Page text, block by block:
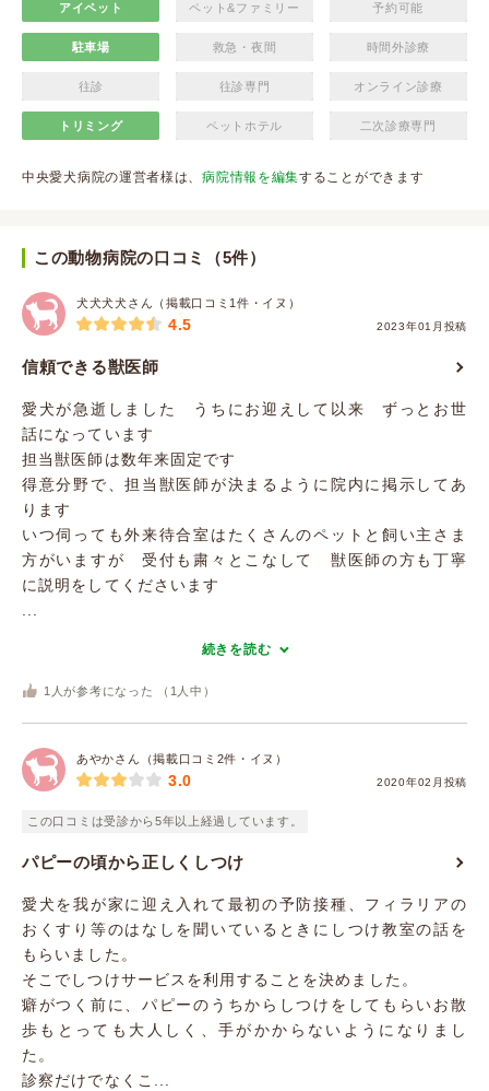
アイペット ペット&ファミリー 予約可能
駐車場 救急・夜間 時間外診療
往診 往診専門 オンライン診療
トリミング ペットホテル 二次診療専門
中央愛犬病院の運営者様は、病院情報を編集することができます
この動物病院の口コミ（5件）
犬犬犬犬さん（掲載口コミ1件・イヌ）
2023年01月投稿
4.5
信頼できる獣医師
愛犬が急逝しました うちにお迎えして以来 ずっとお世
話になっています
担当獣医師は数年来固定です
得意分野で、担当獣医師が決まるように院内に掲示してあ
ります
いつ伺っても外来待合室はたくさんのペットと飼い主さま
方がいますが 受付も粛々とこなして 獣医師の方も丁寧
に説明をしてくださいます
続きを読む
1 人が参考になった （ 1 人中）
あやかさん（掲載口コミ2件・イヌ）
2020年02月投稿
3.0
この口コミは受診から5年以上経過しています。
パピーの頃から正しくしつけ
愛犬を我が家に迎え入れて最初の予防接種、フィラリアの
おくすり等のはなしを聞いているときにしつけ教室の話を
もらいました。
そこでしつけサービスを利用することを決めました。
癖がつく前に、パピーのうちからしつけをしてもらいお散
歩もとっても大人しく、手がかからないようになりまし
た。
診察だけでなくこ...